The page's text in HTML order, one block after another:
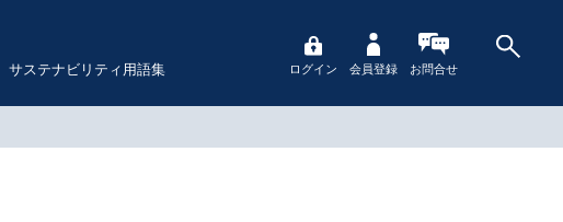
サステナビリティ用語集 ログイン 会員登録 お問合せ